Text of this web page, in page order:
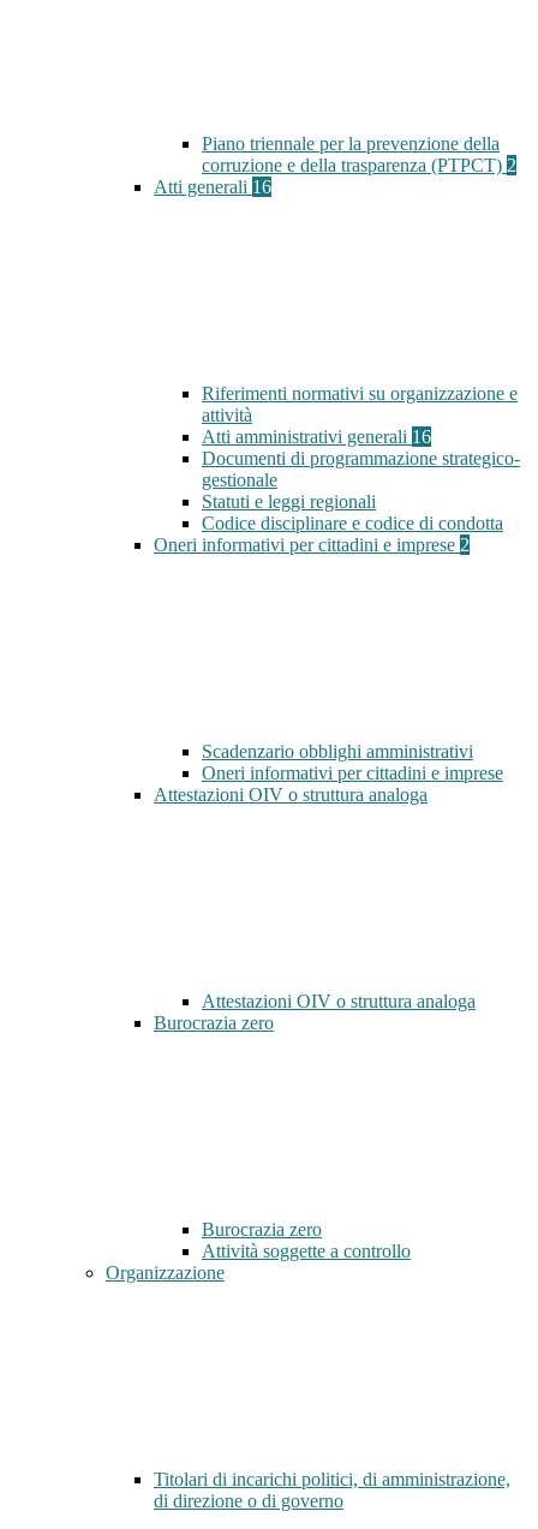
Piano triennale per la prevenzione della
corruzione e della trasparenza (PTPCT) 2
Atti generali 16
Riferimenti normativi su organizzazione e
attività
Atti amministrativi generali 16
Documenti di programmazione strategico-
gestionale
Statuti e leggi regionali
Codice disciplinare e codice di condotta
Oneri informativi per cittadini e imprese 2
Scadenzario obblighi amministrativi
Oneri informativi per cittadini e imprese
Attestazioni OIV o struttura analoga
Attestazioni OIV o struttura analoga
Burocrazia zero
Burocrazia zero
Attività soggette a controllo
Organizzazione
Titolari di incarichi politici, di amministrazione,
di direzione o di governo